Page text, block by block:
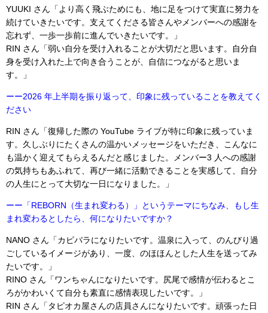
YUUKI さん「より高く飛ぶためにも、地に足をつけて実直に努力を
続けていきたいです。支えてくださる皆さんやメンバーへの感謝を
忘れず、一歩一歩前に進んでいきたいです。」
RIN さん「弱い自分を受け入れることが大切だと思います。自分自
身を受け入れた上で向き合うことが、自信につながると思いま
す。」
ーー2026 年上半期を振り返って、印象に残っていることを教えてく
ださい
RIN さん「復帰した際の YouTube ライブが特に印象に残っていま
す。久しぶりにたくさんの温かいメッセージをいただき、こんなに
も温かく迎えてもらえるんだと感じました。メンバー3 人への感謝
の気持ちもあふれて、再び一緒に活動できることを実感して、自分
の人生にとって大切な一日になりました。」
ーー「REBORN（生まれ変わる）」というテーマにちなみ、もし生
まれ変わるとしたら、何になりたいですか？
NANO さん「カピバラになりたいです。温泉に入って、のんびり過
ごしているイメージがあり、一度、のほほんとした人生を送ってみ
たいです。」
RINO さん「ワンちゃんになりたいです。尻尾で感情が伝わるとこ
ろがかわいくて自分も素直に感情表現したいです。」
RIN さん「タピオカ屋さんの店員さんになりたいです。頑張った日